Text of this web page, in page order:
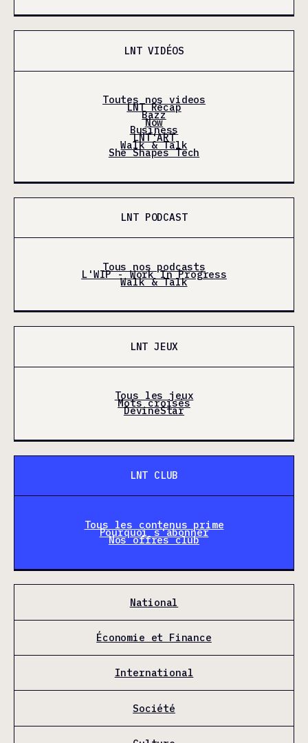
LNT VIDÉOS
Toutes nos videos
LNT Récap
Bazz
Now
Business
LNT'ART
Walk & Talk
She Shapes Tech
LNT PODCAST
Tous nos podcasts
L'WIP - Work In Progress
Walk & Talk
LNT JEUX
Tous les jeux
Mots croisés
DevineStar
LNT CLUB
Tous les contenus prime
Pourquoi s'abonner
Nos offres club
National
Économie et Finance
International
Société